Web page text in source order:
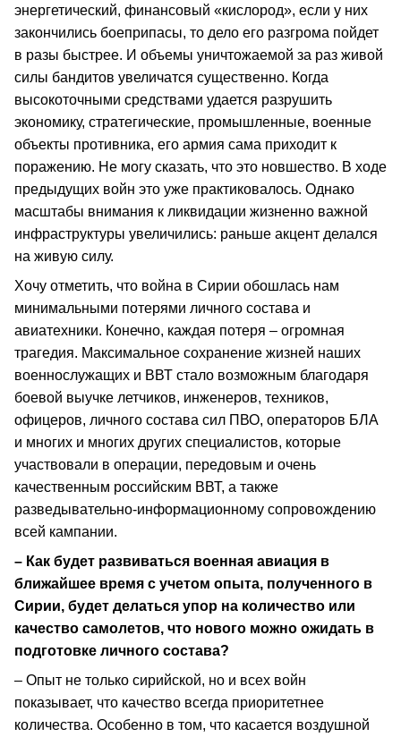
энергетический, финансовый «кислород», если у них
закончились боеприпасы, то дело его разгрома пойдет
в разы быстрее. И объемы уничтожаемой за раз живой
силы бандитов увеличатся существенно. Когда
высокоточными средствами удается разрушить
экономику, стратегические, промышленные, военные
объекты противника, его армия сама приходит к
поражению. Не могу сказать, что это новшество. В ходе
предыдущих войн это уже практиковалось. Однако
масштабы внимания к ликвидации жизненно важной
инфраструктуры увеличились: раньше акцент делался
на живую силу.
Хочу отметить, что война в Сирии обошлась нам
минимальными потерями личного состава и
авиатехники. Конечно, каждая потеря – огромная
трагедия. Максимальное сохранение жизней наших
военнослужащих и ВВТ стало возможным благодаря
боевой выучке летчиков, инженеров, техников,
офицеров, личного состава сил ПВО, операторов БЛА
и многих и многих других специалистов, которые
участвовали в операции, передовым и очень
качественным российским ВВТ, а также
разведывательно-информационному сопровождению
всей кампании.
– Как будет развиваться военная авиация в
ближайшее время с учетом опыта, полученного в
Сирии, будет делаться упор на количество или
качество самолетов, что нового можно ожидать в
подготовке личного состава?
– Опыт не только сирийской, но и всех войн
показывает, что качество всегда приоритетнее
количества. Особенно в том, что касается воздушной